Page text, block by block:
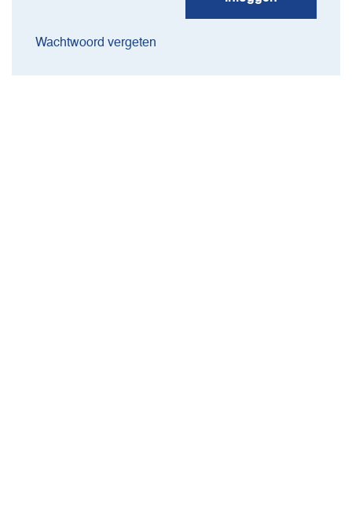
Wachtwoord vergeten